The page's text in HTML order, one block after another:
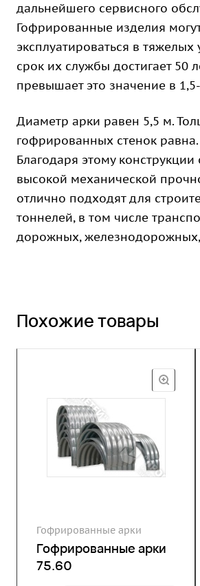
дальнейшего сервисного
Гофрированные изделия
эксплуатироваться в тяжелых
срок их службы достигает 50
превышает это значение в
Диаметр арки равен 5,5 м.
гофрированных стенок
Благодаря этому конструкции
высокой механической
отлично подходят для
тоннелей, в том числе
дорожных,
Похожие товары
Гофрированные арки
Гофрированные арки
75.60